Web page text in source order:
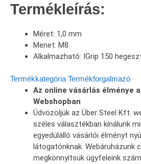
Termékleírás:
Méret: 1,0 mm
Menet: M8
Alkalmazható: IGrip 150
Termékkategória Termékforgalmazó
Az online vásárlás élménye
Webshopban
Üdvözöljük az Über Steel Kft.
széles választékban kínálunk
egyedülálló vásárlói élményt
látogatónknak. Webáruházunk
megkönnyítsük ügyfeleink